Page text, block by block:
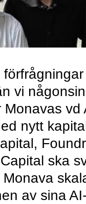
vi
Monavas vd
nytt
ska
av sina